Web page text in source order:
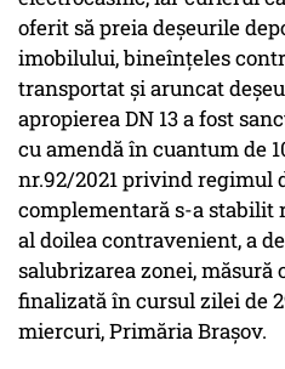
oferit să preia deșeurile
imobilului, bineînțeles
transportat și aruncat
apropierea DN 13 a fost
cu amendă în cuantum de
nr.92/2021 privind regimul
complementară s-a stabilit
al doilea contravenient, a
salubrizarea zonei,
finalizată în cursul zilei de
miercuri, Primăria Brașov.